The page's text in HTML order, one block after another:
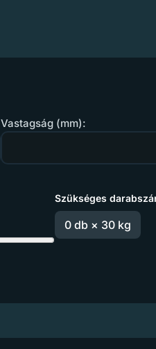
Vastagság (mm):
Szükséges
0 db × 30 kg